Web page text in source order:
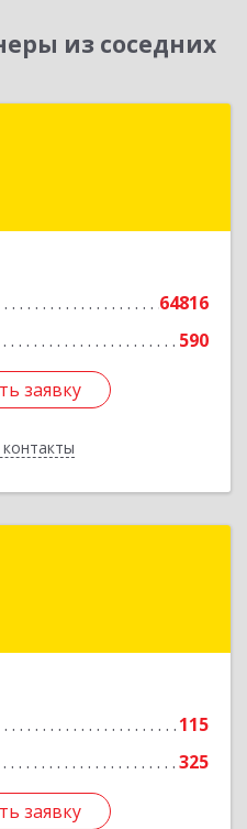
из соседних
64816
590
заявку
ш, дом № 9Б
заявку
115
325
заявку
муниципальный
Подробнее
заявку